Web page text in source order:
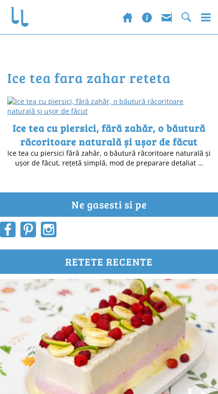
ice tea fara zahar reteta
Ice tea cu piersici, fără zahăr, o băutură
răcoritoare naturală și ușor de făcut
Ice tea cu piersici fără zahăr, o băutură răcoritoare naturală și
ușor de făcut, rețetă simplă, mod de preparare detaliat …
Ne gasesti si pe
RETETE RECENTE